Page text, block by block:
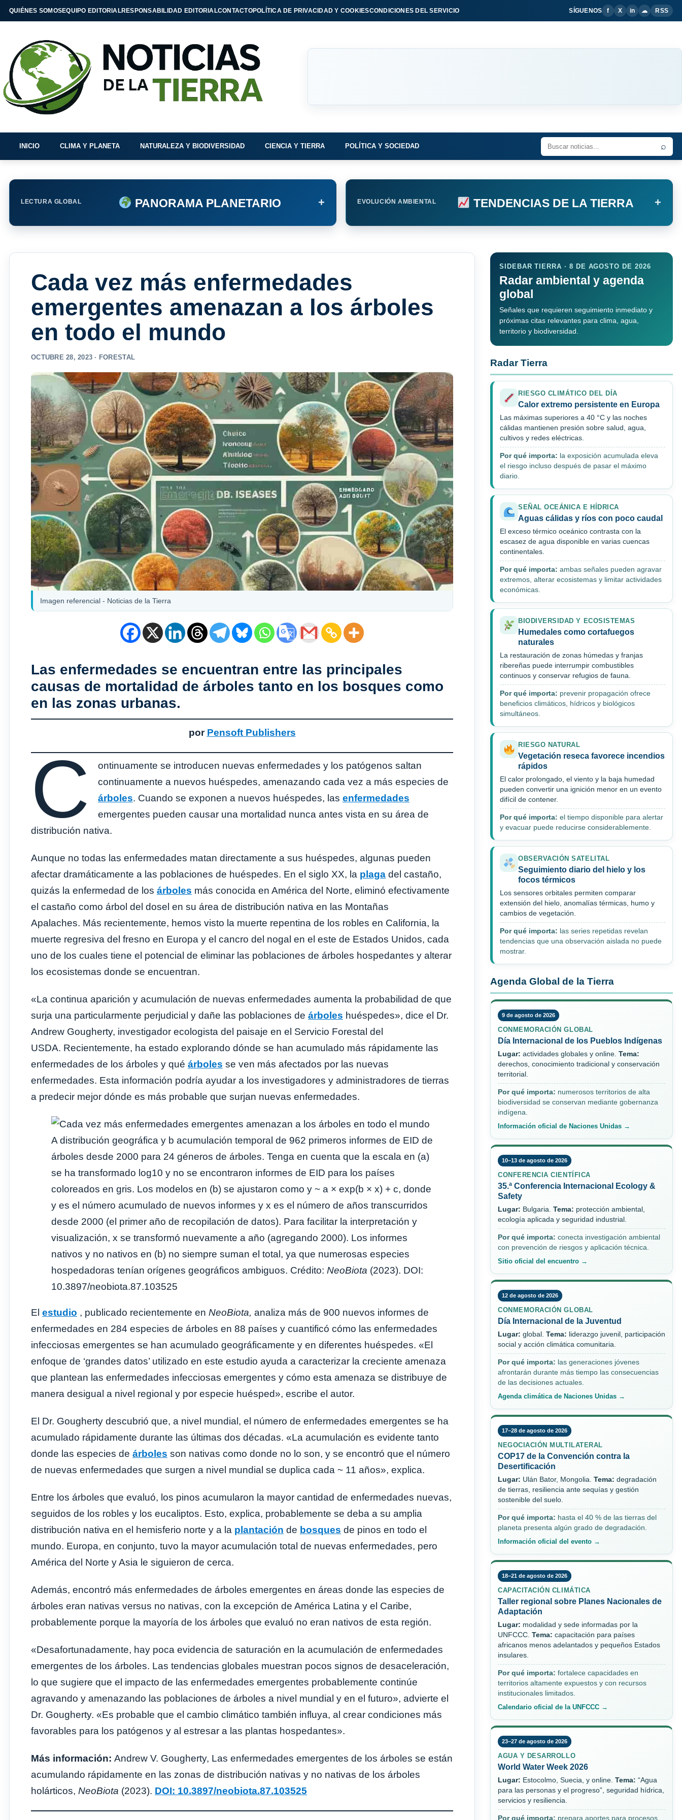
QUIÉNES SOMOSEQUIPO EDITORIALRESPONSABILIDAD EDITORIALCONTACTOPOLÍTICA DE PRIVACIDAD Y COOKIESCONDICIONES DEL SERVICIO SÍGUENOS f X in ☁ RSS
INICIO CLIMA Y PLANETA NATURALEZA Y BIODIVERSIDAD CIENCIA Y TIERRA POLÍTICA Y SOCIEDAD ⌕
LECTURA GLOBAL PANORAMA PLANETARIO + EVOLUCIÓN AMBIENTAL TENDENCIAS DE LA TIERRA +
Cada vez más enfermedades
emergentes amenazan a los árboles
en todo el mundo
OCTUBRE 28, 2023 · FORESTAL
Imagen referencial - Noticias de la Tierra
Las enfermedades se encuentran entre las principales
causas de mortalidad de árboles tanto en los bosques como
en las zonas urbanas.
por Pensoft Publishers
C
ontinuamente se introducen nuevas enfermedades y los patógenos saltan
continuamente a nuevos huéspedes, amenazando cada vez a más especies de
árboles. Cuando se exponen a nuevos huéspedes, las enfermedades
emergentes pueden causar una mortalidad nunca antes vista en su área de
distribución nativa.
Aunque no todas las enfermedades matan directamente a sus huéspedes, algunas pueden
afectar dramáticamente a las poblaciones de huéspedes. En el siglo XX, la plaga del castaño,
quizás la enfermedad de los árboles más conocida en América del Norte, eliminó efectivamente
el castaño como árbol del dosel en su área de distribución nativa en las Montañas
Apalaches. Más recientemente, hemos visto la muerte repentina de los robles en California, la
muerte regresiva del fresno en Europa y el cancro del nogal en el este de Estados Unidos, cada
uno de los cuales tiene el potencial de eliminar las poblaciones de árboles hospedantes y alterar
los ecosistemas donde se encuentran.
«La continua aparición y acumulación de nuevas enfermedades aumenta la probabilidad de que
surja una particularmente perjudicial y dañe las poblaciones de árboles huéspedes», dice el Dr.
Andrew Gougherty, investigador ecologista del paisaje en el Servicio Forestal del
USDA. Recientemente, ha estado explorando dónde se han acumulado más rápidamente las
enfermedades de los árboles y qué árboles se ven más afectados por las nuevas
enfermedades. Esta información podría ayudar a los investigadores y administradores de tierras
a predecir mejor dónde es más probable que surjan nuevas enfermedades.
A distribución geográfica y b acumulación temporal de 962 primeros informes de EID de
árboles desde 2000 para 24 géneros de árboles. Tenga en cuenta que la escala en (a)
se ha transformado log10 y no se encontraron informes de EID para los países
coloreados en gris. Los modelos en (b) se ajustaron como y ~ a × exp(b × x) + c, donde
y es el número acumulado de nuevos informes y x es el número de años transcurridos
desde 2000 (el primer año de recopilación de datos). Para facilitar la interpretación y
visualización, x se transformó nuevamente a año (agregando 2000). Los informes
nativos y no nativos en (b) no siempre suman el total, ya que numerosas especies
hospedadoras tenían orígenes geográficos ambiguos. Crédito: NeoBiota (2023). DOI:
10.3897/neobiota.87.103525
El estudio , publicado recientemente en NeoBiota, analiza más de 900 nuevos informes de
enfermedades en 284 especies de árboles en 88 países y cuantificó cómo las enfermedades
infecciosas emergentes se han acumulado geográficamente y en diferentes huéspedes. «El
enfoque de ‘grandes datos’ utilizado en este estudio ayuda a caracterizar la creciente amenaza
que plantean las enfermedades infecciosas emergentes y cómo esta amenaza se distribuye de
manera desigual a nivel regional y por especie huésped», escribe el autor.
El Dr. Gougherty descubrió que, a nivel mundial, el número de enfermedades emergentes se ha
acumulado rápidamente durante las últimas dos décadas. «La acumulación es evidente tanto
donde las especies de árboles son nativas como donde no lo son, y se encontró que el número
de nuevas enfermedades que surgen a nivel mundial se duplica cada ~ 11 años», explica.
Entre los árboles que evaluó, los pinos acumularon la mayor cantidad de enfermedades nuevas,
seguidos de los robles y los eucaliptos. Esto, explica, probablemente se deba a su amplia
distribución nativa en el hemisferio norte y a la plantación de bosques de pinos en todo el
mundo. Europa, en conjunto, tuvo la mayor acumulación total de nuevas enfermedades, pero
América del Norte y Asia le siguieron de cerca.
Además, encontró más enfermedades de árboles emergentes en áreas donde las especies de
árboles eran nativas versus no nativas, con la excepción de América Latina y el Caribe,
probablemente porque la mayoría de los árboles que evaluó no eran nativos de esta región.
«Desafortunadamente, hay poca evidencia de saturación en la acumulación de enfermedades
emergentes de los árboles. Las tendencias globales muestran pocos signos de desaceleración,
lo que sugiere que el impacto de las enfermedades emergentes probablemente continúe
agravando y amenazando las poblaciones de árboles a nivel mundial y en el futuro», advierte el
Dr. Gougherty. «Es probable que el cambio climático también influya, al crear condiciones más
favorables para los patógenos y al estresar a las plantas hospedantes».
Más información: Andrew V. Gougherty, Las enfermedades emergentes de los árboles se están
acumulando rápidamente en las zonas de distribución nativas y no nativas de los árboles
holárticos, NeoBiota (2023). DOI: 10.3897/neobiota.87.103525
SIDEBAR TIERRA · 8 DE AGOSTO DE 2026
Radar ambiental y agenda
global
Señales que requieren seguimiento inmediato y
próximas citas relevantes para clima, agua,
territorio y biodiversidad.
Radar Tierra
RIESGO CLIMÁTICO DEL DÍA
Calor extremo persistente en Europa
Las máximas superiores a 40 °C y las noches
cálidas mantienen presión sobre salud, agua,
cultivos y redes eléctricas.
Por qué importa: la exposición acumulada eleva
el riesgo incluso después de pasar el máximo
diario.
SEÑAL OCEÁNICA E HÍDRICA
Aguas cálidas y ríos con poco caudal
El exceso térmico oceánico contrasta con la
escasez de agua disponible en varias cuencas
continentales.
Por qué importa: ambas señales pueden agravar
extremos, alterar ecosistemas y limitar actividades
económicas.
BIODIVERSIDAD Y ECOSISTEMAS
Humedales como cortafuegos
naturales
La restauración de zonas húmedas y franjas
ribereñas puede interrumpir combustibles
continuos y conservar refugios de fauna.
Por qué importa: prevenir propagación ofrece
beneficios climáticos, hídricos y biológicos
simultáneos.
RIESGO NATURAL
Vegetación reseca favorece incendios
rápidos
El calor prolongado, el viento y la baja humedad
pueden convertir una ignición menor en un evento
difícil de contener.
Por qué importa: el tiempo disponible para alertar
y evacuar puede reducirse considerablemente.
OBSERVACIÓN SATELITAL
Seguimiento diario del hielo y los
focos térmicos
Los sensores orbitales permiten comparar
extensión del hielo, anomalías térmicas, humo y
cambios de vegetación.
Por qué importa: las series repetidas revelan
tendencias que una observación aislada no puede
mostrar.
Agenda Global de la Tierra
9 de agosto de 2026
CONMEMORACIÓN GLOBAL
Día Internacional de los Pueblos Indígenas
Lugar: actividades globales y online. Tema:
derechos, conocimiento tradicional y conservación
territorial.
Por qué importa: numerosos territorios de alta
biodiversidad se conservan mediante gobernanza
indígena.
Información oficial de Naciones Unidas →
10–13 de agosto de 2026
CONFERENCIA CIENTÍFICA
35.ª Conferencia Internacional Ecology &
Safety
Lugar: Bulgaria. Tema: protección ambiental,
ecología aplicada y seguridad industrial.
Por qué importa: conecta investigación ambiental
con prevención de riesgos y aplicación técnica.
Sitio oficial del encuentro →
12 de agosto de 2026
CONMEMORACIÓN GLOBAL
Día Internacional de la Juventud
Lugar: global. Tema: liderazgo juvenil, participación
social y acción climática comunitaria.
Por qué importa: las generaciones jóvenes
afrontarán durante más tiempo las consecuencias
de las decisiones actuales.
Agenda climática de Naciones Unidas →
17–28 de agosto de 2026
NEGOCIACIÓN MULTILATERAL
COP17 de la Convención contra la
Desertificación
Lugar: Ulán Bator, Mongolia. Tema: degradación
de tierras, resiliencia ante sequías y gestión
sostenible del suelo.
Por qué importa: hasta el 40 % de las tierras del
planeta presenta algún grado de degradación.
Información oficial del evento →
18–21 de agosto de 2026
CAPACITACIÓN CLIMÁTICA
Taller regional sobre Planes Nacionales de
Adaptación
Lugar: modalidad y sede informadas por la
UNFCCC. Tema: capacitación para países
africanos menos adelantados y pequeños Estados
insulares.
Por qué importa: fortalece capacidades en
territorios altamente expuestos y con recursos
institucionales limitados.
Calendario oficial de la UNFCCC →
23–27 de agosto de 2026
AGUA Y DESARROLLO
World Water Week 2026
Lugar: Estocolmo, Suecia, y online. Tema: “Agua
para las personas y el progreso”, seguridad hídrica,
servicios y resiliencia.
Por qué importa: prepara aportes para procesos